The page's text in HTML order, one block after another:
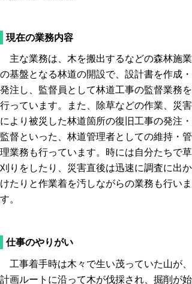
現在の業務内容
主な業務は、木を搬出するなどの森林施業
の基盤となる林道の開設で、設計書を作成・
発注し、監督員として林道工事の監督業務を
行っています。また、除草などの作業、災害
により被災した林道箇所の復旧工事の発注・
監督といった、林道管理者としての維持・管
理業務も行っています。時には自分たちで草
刈りをしたり、災害直後は迅速に調査に出か
けたりと作業着を汚しながらの業務も行いま
す。
仕事のやりがい
工事着手時は木々で生い茂っていた山が、
計画ルートに沿って木が伐採され、掘削が始